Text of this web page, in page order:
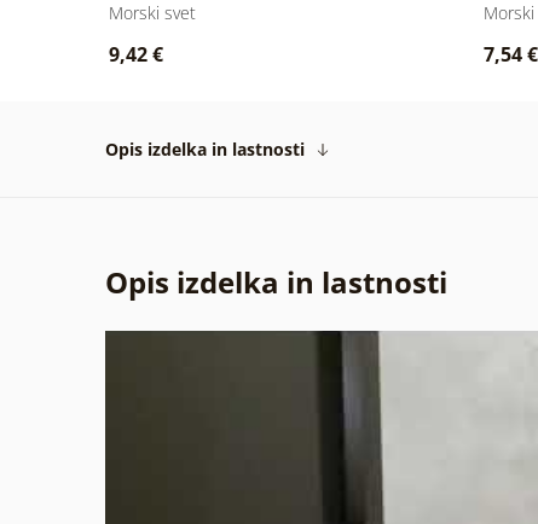
Morski svet
9,42 € 7,54 €
Opis izdelka in lastnosti
Opis izdelka in lastnosti